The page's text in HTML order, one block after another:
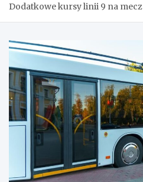
Dodatkowe kursy linii 9 na